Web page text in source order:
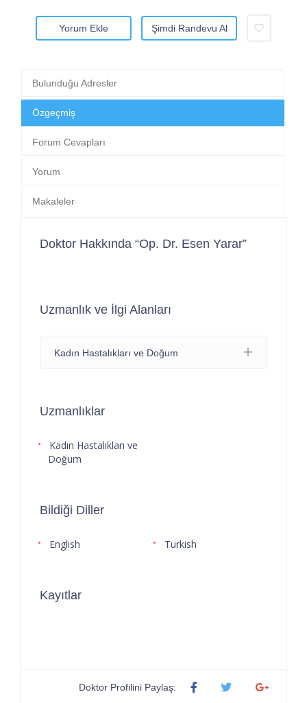
Yorum Ekle Şimdi Randevu Al
Bulunduğu Adresler
Özgeçmiş
Forum Cevapları
Yorum
Makaleler
Doktor Hakkında “Op. Dr. Esen Yarar”
Uzmanlık ve İlgi Alanları
Kadın Hastalıkları ve Doğum
Uzmanlıklar
Kadın Hastalıkları ve
Doğum
Bildiği Diller
English Turkish
Kayıtlar
Doktor Profilini Paylaş: